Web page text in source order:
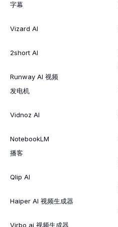
字幕
Vizard AI
2short AI
Runway AI 视频
发电机
Vidnoz AI
NotebookLM
播客
Qlip AI
Haiper AI 视频生成器
Virbo ai 视频生成器